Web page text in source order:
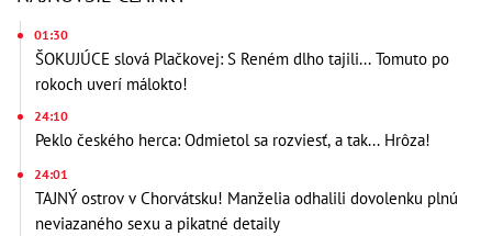
01:30
ŠOKUJÚCE slová Plačkovej: S Reném dlho tajili... Tomuto po
rokoch uverí málokto!
24:10
Peklo českého herca: Odmietol sa rozviesť, a tak... Hrôza!
24:01
TAJNÝ ostrov v Chorvátsku! Manželia odhalili dovolenku plnú
neviazaného sexu a pikatné detaily